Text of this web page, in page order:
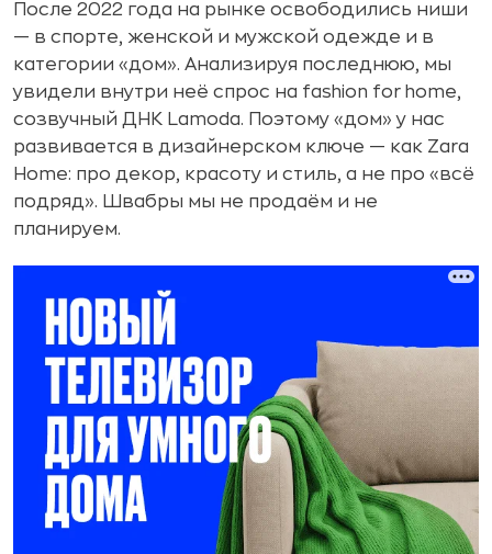
После 2022 года на рынке освободились ниши
— в спорте, женской и мужской одежде и в
категории «дом». Анализируя последнюю, мы
увидели внутри неё спрос на fashion for home,
созвучный ДНК Lamoda. Поэтому «дом» у нас
развивается в дизайнерском ключе — как Zara
Home: про декор, красоту и стиль, а не про «всё
подряд». Швабры мы не продаём и не
планируем.